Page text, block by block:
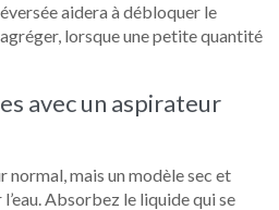
aidera à débloquer le
lorsque une petite quantité
avec un aspirateur
normal, mais un modèle sec et
Absorbez le liquide qui se